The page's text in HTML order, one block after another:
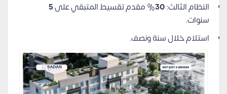
النظام الثالث:30% مقدم تقسيط المتبقي على5
سنوات.
استلام خلال سنة ونصف.